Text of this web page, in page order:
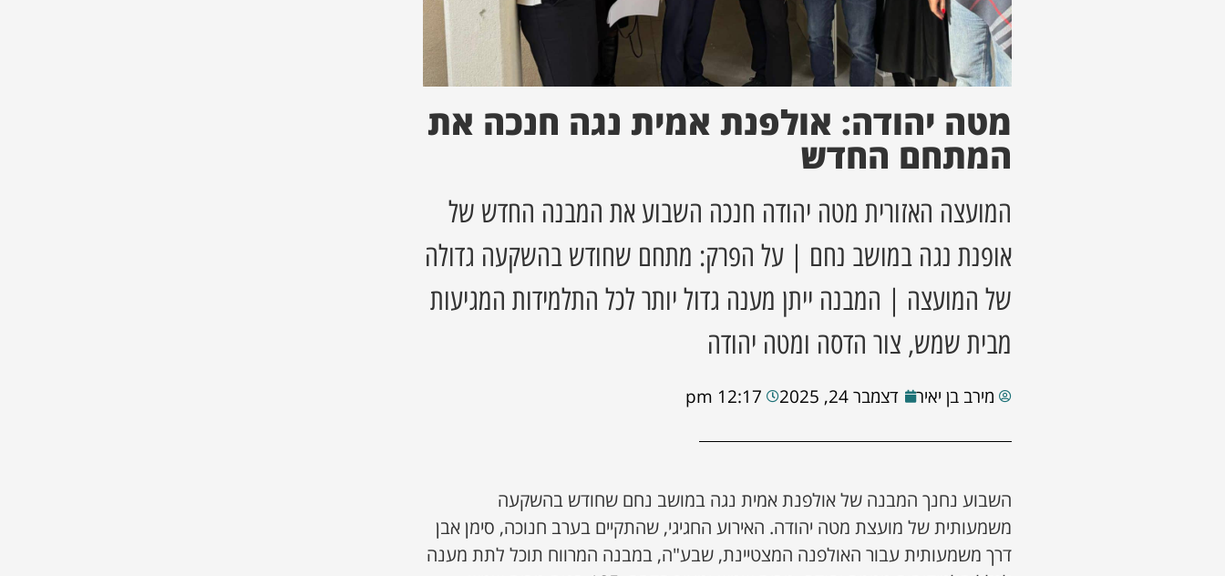
מטה יהודה: אולפנת אמית נגה חנכה את
המתחם החדש
המועצה האזורית מטה יהודה חנכה השבוע את המבנה החדש של
אופנת נגה במושב נחם | על הפרק: מתחם שחודש בהשקעה גדולה
של המועצה | המבנה ייתן מענה גדול יותר לכל התלמידות המגיעות
מבית שמש, צור הדסה ומטה יהודה
מירב בן יאיר דצמבר 24, 2025 12:17 pm
השבוע נחנך המבנה של אולפנת אמית נגה במושב נחם שחודש בהשקעה
משמעותית של מועצת מטה יהודה. האירוע החגיגי, שהתקיים בערב חנוכה, סימן אבן
דרך משמעותית עבור האולפנה המצטיינת, שבע"ה, במבנה המרווח תוכל לתת מענה